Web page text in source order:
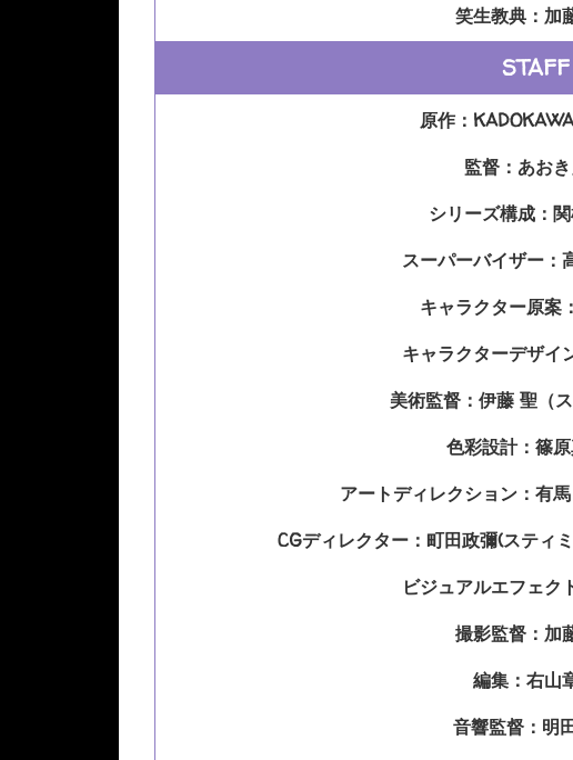
笑生教典：加
STAFF
原作：
監督：あお
シリーズ構成：
スーパーバイザー：
キャラクター原案
キャラクターデザイ
美術監督：伊藤 聖（
色彩設計：篠
アートディレクション：有
CGディレクター：町田政彌(スティ
ビジュアルエフェク
撮影監督：加
編集：右山
音響監督：明